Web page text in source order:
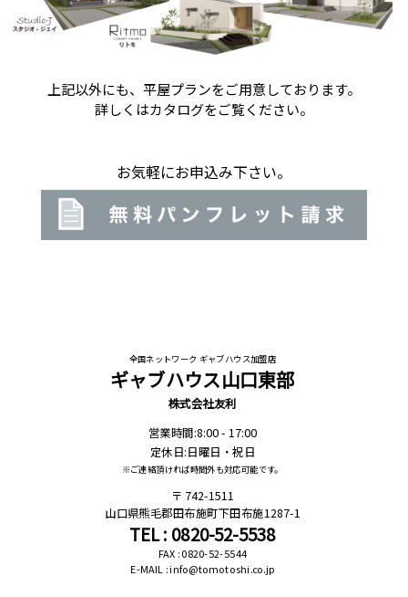
上記以外にも、平屋プランをご用意しております。
詳しくはカタログをご覧ください。
お気軽にお申込み下さい。
全国ネットワーク ギャブハウス加盟店
ギャブハウス山口東部
株式会社友利
営業時間:8:00 - 17:00
定休日:日曜日・祝日
※ご連絡頂ければ時間外も対応可能です。
742-1511
山口県熊毛郡田布施町下田布施1287-1
TEL : 0820-52-5538
FAX : 0820-52-5544
E-MAIL : info@tomotoshi.co.jp